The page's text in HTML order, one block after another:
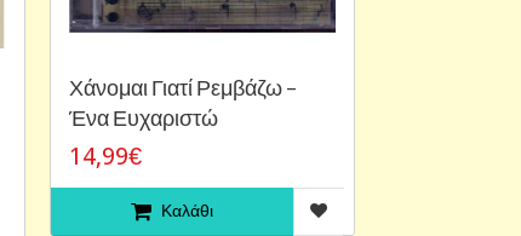
Χάνομαι Γιατί Ρεμβάζω –
Ένα Ευχαριστώ
14,99€
Καλάθι